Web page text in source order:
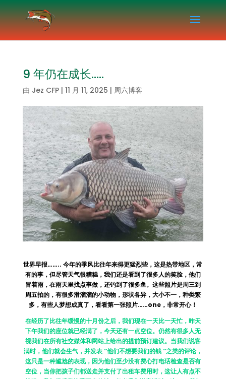
9 年仍在成长…..
由 Jez CFP| 11 月 11, 2025 | 周六博客
世界早报…….. 今年的季风比往年来得更猛烈些，这是热带地区，常
有的事，但尽管天气很糟糕，我们还是看到了很多人的笑脸，他们
冒着雨，在雨天里找点事做，还钓到了很多鱼。这些照片是周三到
周五拍的，有很多滑溜溜的小动物，形状各异，大小不一，种类繁
多，有些人梦想成真了，看看第一张照片……one，非常开心！
在经历了比往年缓慢的十月份之后，我们现在一天比一天忙，昨天
下午我们的座位就已经满了，今天还有一点空位。仍然有很多人无
视我们在所有社交媒体和网站上给出的提前预订建议。当我们说客
满时，他们就会生气，并发表 “他们不想要我们的钱 “之类的评论，
这只是一种尴尬的表现，因为他们至少没有费心打电话检查是否有
空位，当你把孩子们都送走并支付了出租车费用时，这让人有点不